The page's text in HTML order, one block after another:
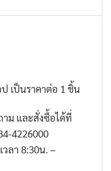
เป็นราคาต่อ 1 ชิ้น
ม และสั่งซื้อได้ที่
4226000
วลา 8:30น. –